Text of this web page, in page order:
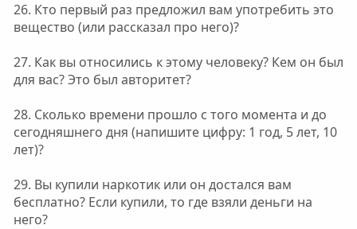
26. Кто первый раз предложил вам употребить это
вещество (или рассказал про него)?
27. Как вы относились к этому человеку? Кем он был
для вас? Это был авторитет?
28. Сколько времени прошло с того момента и до
сегодняшнего дня (напишите цифру: 1 год, 5 лет, 10
лет)?
29. Вы купили наркотик или он достался вам
бесплатно? Если купили, то где взяли деньги на
него?